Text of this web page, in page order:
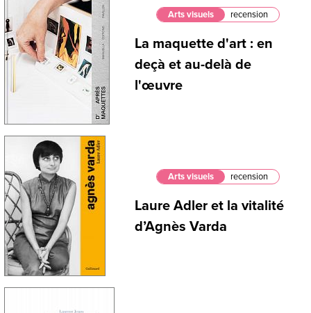
Arts visuels recension
La maquette d'art : en
deçà et au-delà de
l'œuvre
Arts visuels recension
Laure Adler et la vitalité
d’Agnès Varda